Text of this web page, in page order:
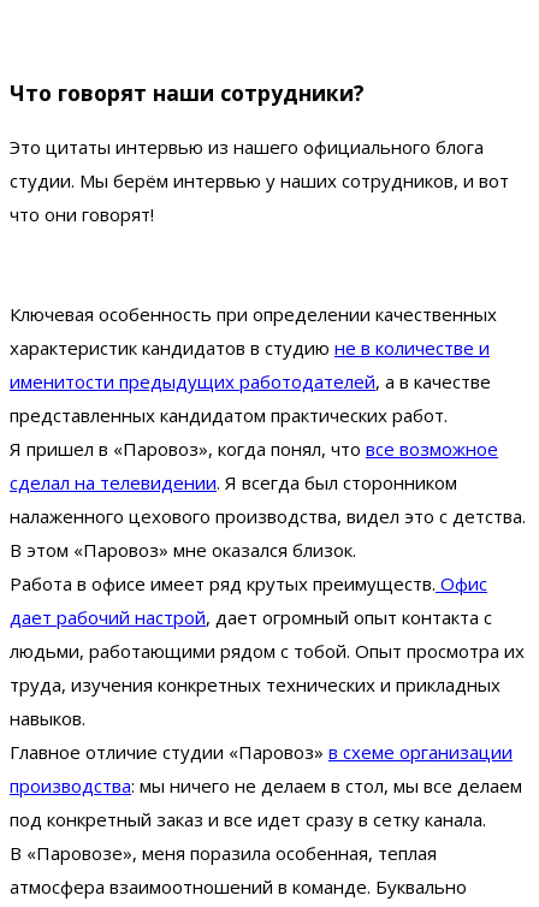
Что говорят наши сотрудники?
Это цитаты интервью из нашего официального блога
студии. Мы берём интервью у наших сотрудников, и вот
что они говорят!
Ключевая особенность при определении качественных
характеристик кандидатов в cтудию не в количестве и
именитости предыдущих работодателей, а в качестве
представленных кандидатом практических работ.
Я пришел в «Паровоз», когда понял, что все возможное
сделал на телевидении. Я всегда был сторонником
налаженного цехового производства, видел это с детства.
В этом «Паровоз» мне оказался близок.
Работа в офисе имеет ряд крутых преимуществ. Офис
дает рабочий настрой, дает огромный опыт контакта с
людьми, работающими рядом с тобой. Опыт просмотра их
труда, изучения конкретных технических и прикладных
навыков.
Главное отличие студии «Паровоз» в схеме организации
производства: мы ничего не делаем в стол, мы все делаем
под конкретный заказ и все идет сразу в сетку канала.
В «Паровозе», меня поразила особенная, теплая
атмосфера взаимоотношений в команде. Буквально